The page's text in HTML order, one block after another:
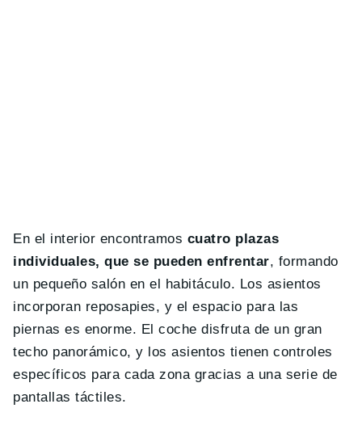
En el interior encontramos cuatro plazas
individuales, que se pueden enfrentar, formando
un pequeño salón en el habitáculo. Los asientos
incorporan reposapies, y el espacio para las
piernas es enorme. El coche disfruta de un gran
techo panorámico, y los asientos tienen controles
específicos para cada zona gracias a una serie de
pantallas táctiles.